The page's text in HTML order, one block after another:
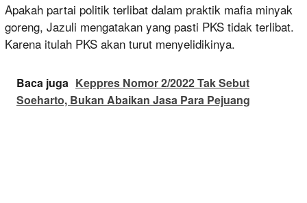
Apakah partai politik terlibat dalam praktik mafia minyak
goreng, Jazuli mengatakan yang pasti PKS tidak terlibat.
Karena itulah PKS akan turut menyelidikinya.
Baca juga Keppres Nomor 2/2022 Tak Sebut
Soeharto, Bukan Abaikan Jasa Para Pejuang